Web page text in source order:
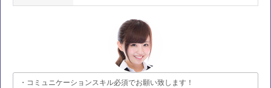
・コミュニケーションスキル必須でお願い致します！